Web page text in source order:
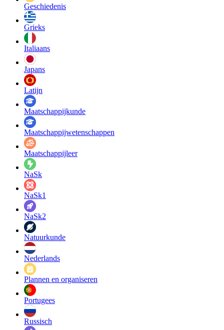
Geschiedenis
Grieks
Italiaans
Japans
Latijn
Maatschappij­kunde
Maatschappij­wetenschappen
Maatschappijleer
NaSk
NaSk1
NaSk2
Natuurkunde
Nederlands
Plannen en organiseren
Portugees
Russisch